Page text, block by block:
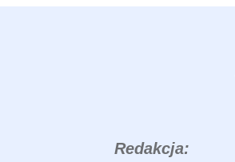
Redakcja: